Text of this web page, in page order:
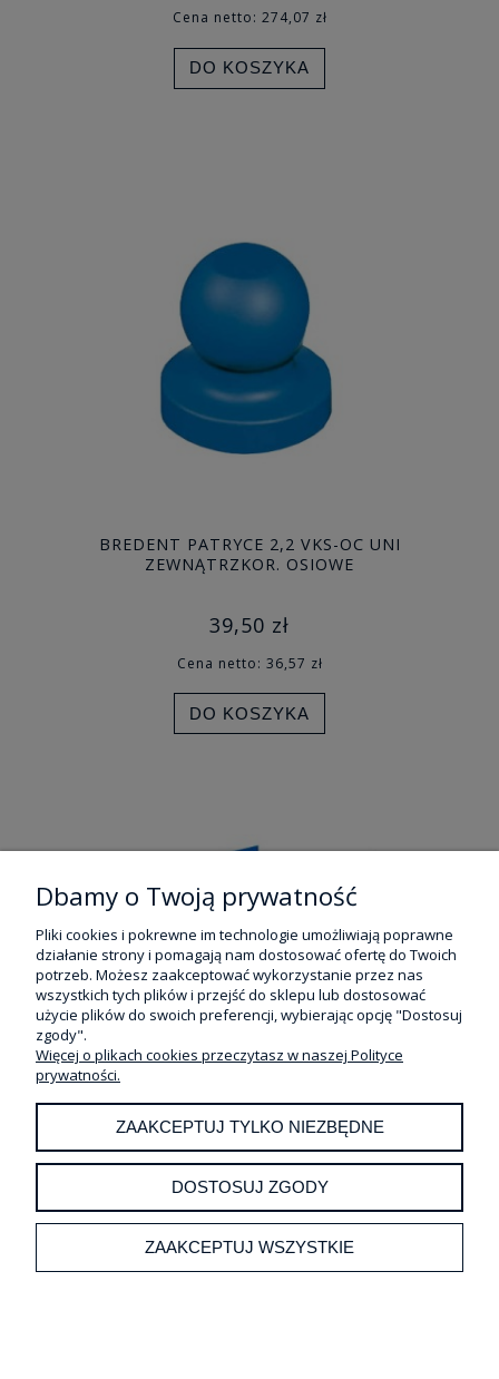
Cena netto: 274,07 zł
DO KOSZYKA
BREDENT PATRYCE 2,2 VKS-OC UNI
ZEWNĄTRZKOR. OSIOWE
39,50 zł
Cena netto: 36,57 zł
DO KOSZYKA
BREDENT PATRYCE 2,2 VKS-SG
ZEWNĄTRZKOR. BOCZ. 8SZT
296,00 zł
Dbamy o Twoją prywatność
Pliki cookies i pokrewne im technologie umożliwiają poprawne
działanie strony i pomagają nam dostosować ofertę do Twoich
potrzeb. Możesz zaakceptować wykorzystanie przez nas
wszystkich tych plików i przejść do sklepu lub dostosować
użycie plików do swoich preferencji, wybierając opcję "Dostosuj
zgody".
Więcej o plikach cookies przeczytasz w naszej Polityce
prywatności.
ZAAKCEPTUJ TYLKO NIEZBĘDNE
DOSTOSUJ ZGODY
ZAAKCEPTUJ WSZYSTKIE